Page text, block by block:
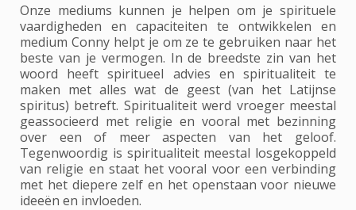
Onze mediums kunnen je helpen om je spirituele
vaardigheden en capaciteiten te ontwikkelen en
medium Conny helpt je om ze te gebruiken naar het
beste van je vermogen. In de breedste zin van het
woord heeft spiritueel advies en spiritualiteit te
maken met alles wat de geest (van het Latijnse
spiritus) betreft. Spiritualiteit werd vroeger meestal
geassocieerd met religie en vooral met bezinning
over een of meer aspecten van het geloof.
Tegenwoordig is spiritualiteit meestal losgekoppeld
van religie en staat het vooral voor een verbinding
met het diepere zelf en het openstaan voor nieuwe
ideeën en invloeden.